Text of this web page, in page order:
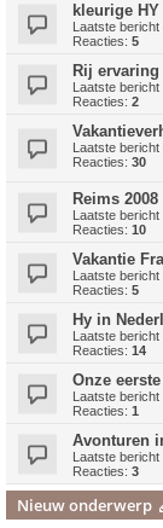
kleurige
Laatste bericht
Reacties: 5
Rij
Laatste bericht
Reacties: 2
Laatste bericht
Reacties: 30
Reims 2008
Laatste bericht
Reacties: 10
Vakantie
Laatste bericht
Reacties: 5
Hy in
Laatste bericht
Reacties: 14
Onze
Laatste bericht
Reacties: 1
Avonturen
Laatste bericht
Reacties: 3
Nieuw onderwerp